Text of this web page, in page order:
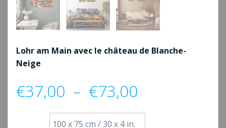
Lohr am Main avec le château de Blanche-
Neige
€37,00 – €73,00
de
100 x 75 cm / 30 x 4 in.